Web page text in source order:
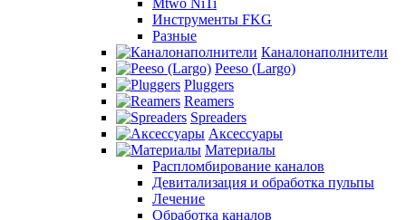
Mtwo NiTi
Инструменты FKG
Разные
Каналонаполнители
Peeso (Largo)
Pluggers
Reamers
Spreaders
Аксессуары
Материалы
Распломбирование каналов
Девитализация и обработка пульпы
Лечение
Обработка каналов